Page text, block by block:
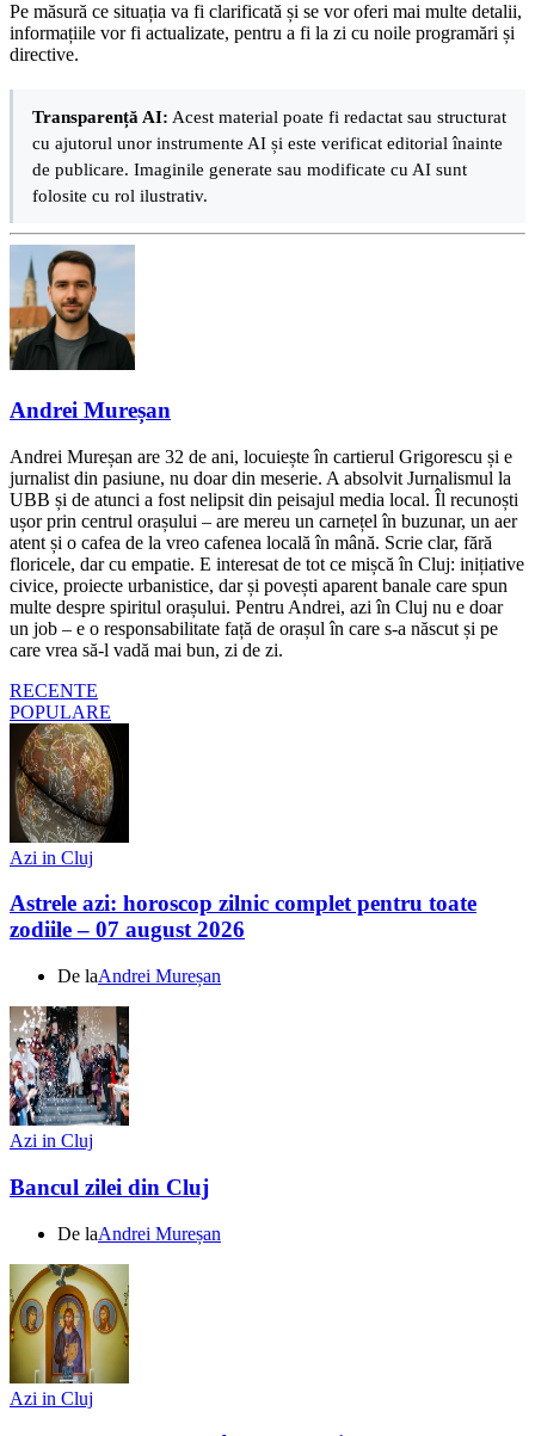
Pe măsură ce situația va fi clarificată și se vor oferi mai multe detalii,
informațiile vor fi actualizate, pentru a fi la zi cu noile programări și
directive.
Transparență AI: Acest material poate fi redactat sau structurat
cu ajutorul unor instrumente AI și este verificat editorial înainte
de publicare. Imaginile generate sau modificate cu AI sunt
folosite cu rol ilustrativ.
Andrei Mureșan
Andrei Mureșan are 32 de ani, locuiește în cartierul Grigorescu și e
jurnalist din pasiune, nu doar din meserie. A absolvit Jurnalismul la
UBB și de atunci a fost nelipsit din peisajul media local. Îl recunoști
ușor prin centrul orașului – are mereu un carnețel în buzunar, un aer
atent și o cafea de la vreo cafenea locală în mână. Scrie clar, fără
floricele, dar cu empatie. E interesat de tot ce mișcă în Cluj: inițiative
civice, proiecte urbanistice, dar și povești aparent banale care spun
multe despre spiritul orașului. Pentru Andrei, azi în Cluj nu e doar
un job – e o responsabilitate față de orașul în care s-a născut și pe
care vrea să-l vadă mai bun, zi de zi.
RECENTE
POPULARE
Azi in Cluj
Astrele azi: horoscop zilnic complet pentru toate
zodiile – 07 august 2026
De laAndrei Mureșan
Azi in Cluj
Bancul zilei din Cluj
De laAndrei Mureșan
Azi in Cluj